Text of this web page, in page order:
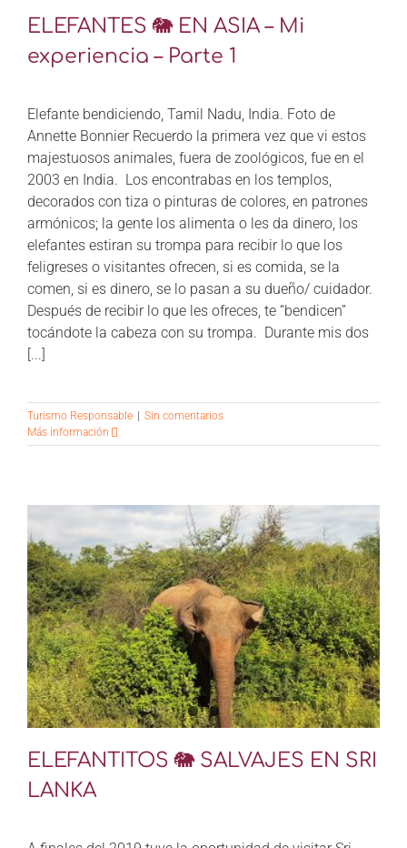
ELEFANTES 🐘 EN ASIA – Mi
experiencia – Parte 1
Elefante bendiciendo, Tamil Nadu, India. Foto de
Annette Bonnier Recuerdo la primera vez que vi estos
majestuosos animales, fuera de zoológicos, fue en el
2003 en India. Los encontrabas en los templos,
decorados con tiza o pinturas de colores, en patrones
armónicos; la gente los alimenta o les da dinero, los
elefantes estiran su trompa para recibir lo que los
feligreses o visitantes ofrecen, si es comida, se la
comen, si es dinero, se lo pasan a su dueño/ cuidador.
Después de recibir lo que les ofreces, te “bendicen”
tocándote la cabeza con su trompa. Durante mis dos
[...]
Turismo Responsable | Sin comentarios
Más información
ELEFANTITOS 🐘 SALVAJES EN SRI
LANKA